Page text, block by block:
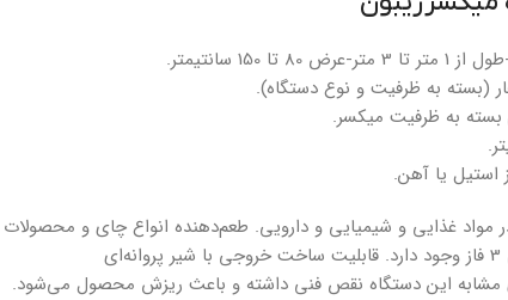
استیل یا آهن.
این دستگاه نقص فنی داشته و باعث ریزش محصول می‌شود.